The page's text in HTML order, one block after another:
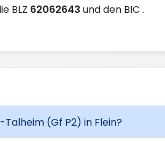
BLZ 62062643 und den BIC .
(Gf P2) in Flein?